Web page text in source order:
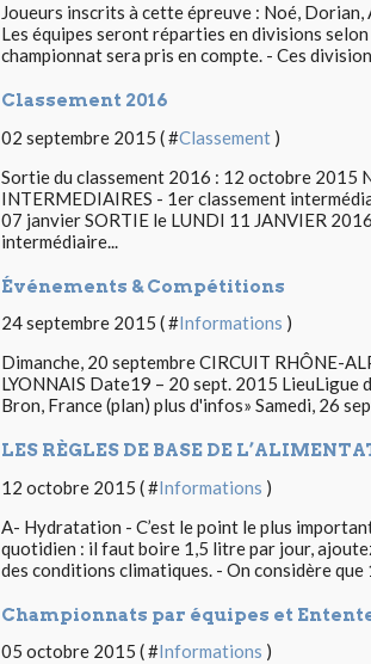
Joueurs inscrits à cette épreuve : Noé, Dorian,
Les équipes seront réparties en divisions
championnat sera pris en compte. - Ces
Classement 2016
02 septembre 2015 ( #Classement )
Sortie du classement 2016 : 12 octobre 2015
INTERMEDIAIRES - 1er classement
07 janvier SORTIE le LUNDI 11 JANVIER
intermédiaire...
Événements & Compétitions
24 septembre 2015 ( #Informations )
Dimanche, 20 septembre CIRCUIT RHÔNE-
LYONNAIS Date19 – 20 sept. 2015 LieuLigue
Bron, France (plan) plus d'infos» Samedi, 26
LES RÈGLES DE BASE DE
12 octobre 2015 ( #Informations )
A- Hydratation - C’est le point le plus
quotidien : il faut boire 1,5 litre par jour,
des conditions climatiques. - On considère que
Championnats par équipes et
05 octobre 2015 ( #Informations )